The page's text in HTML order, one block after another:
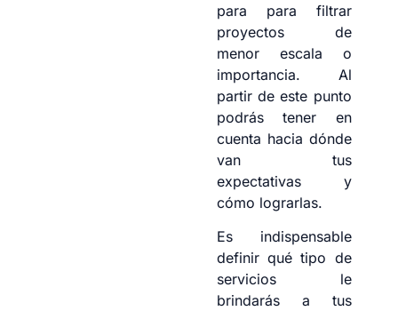
para para filtrar
proyectos de
menor escala o
importancia. Al
partir de este punto
podrás tener en
cuenta hacia dónde
van tus
expectativas y
cómo lograrlas.
Es indispensable
definir qué tipo de
servicios le
brindarás a tus